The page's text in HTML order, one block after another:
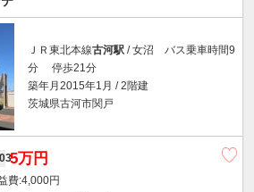
ＪＲ東北本線古河駅 / 女沼 バス乗車時間9
分 停歩21分
築年月2015年1月 / 2階建
茨城県古河市関戸
5万円
4,000円